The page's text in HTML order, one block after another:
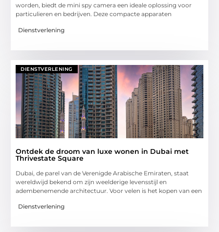
worden, biedt de mini spy camera een ideale oplossing voor
particulieren en bedrijven. Deze compacte apparaten
Dienstverlening
DIENSTVERLENING
Ontdek de droom van luxe wonen in Dubai met
Thrivestate Square
Dubai, de parel van de Verenigde Arabische Emiraten, staat
wereldwijd bekend om zijn weelderige levensstijl en
adembenemende architectuur. Voor velen is het kopen van een
Dienstverlening